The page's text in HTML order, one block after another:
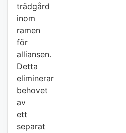
trädgård
inom
ramen
för
alliansen.
Detta
eliminerar
behovet
av
ett
separat